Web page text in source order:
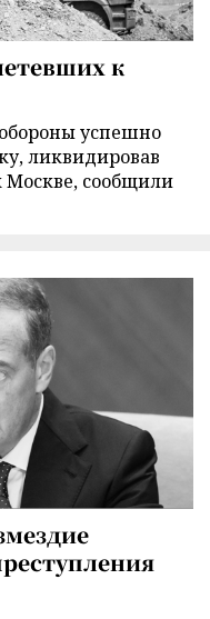
к
успешно
ликвидировав
Москве, сообщили